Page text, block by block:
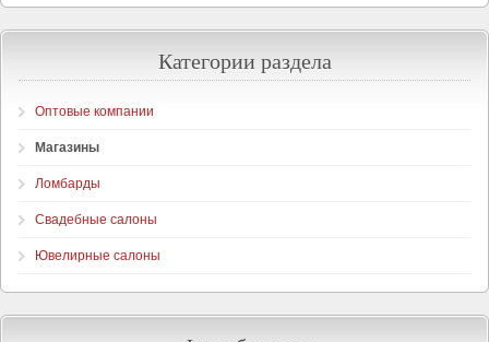
Категории раздела
Оптовые компании
Магазины
Ломбарды
Свадебные салоны
Ювелирные салоны